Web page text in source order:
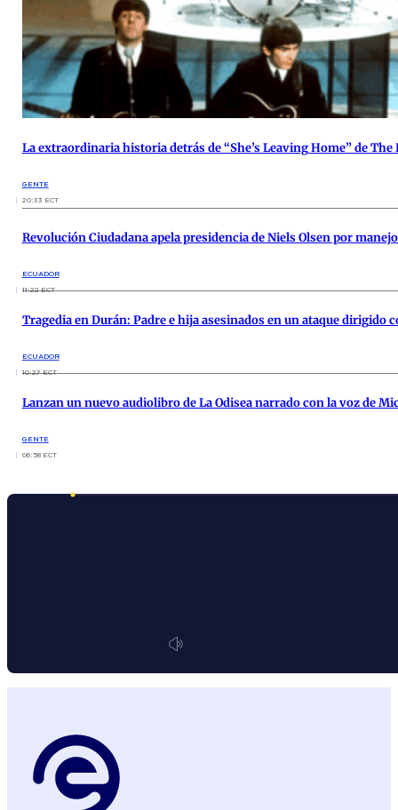
La extraordinaria historia detrás de “She’s Leaving Home” de The
GENTE
20:33 ECT
Revolución Ciudadana apela presidencia de Niels Olsen por
ECUADOR
11:22 ECT
Tragedia en Durán: Padre e hija asesinados en un ataque dirigido
ECUADOR
10:27 ECT
Lanzan un nuevo audiolibro de La Odisea narrado con la voz de
GENTE
06:58 ECT